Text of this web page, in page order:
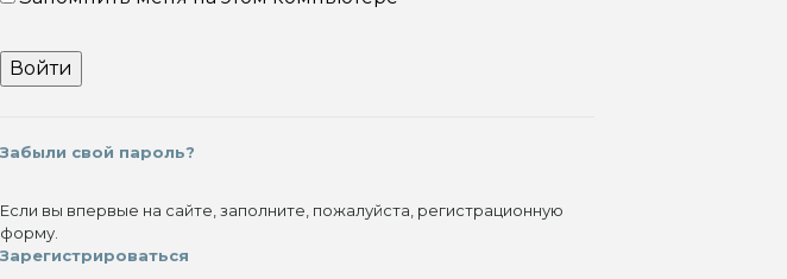
Забыли свой пароль?
Если вы впервые на сайте, заполните, пожалуйста, регистрационную
форму.
Зарегистрироваться